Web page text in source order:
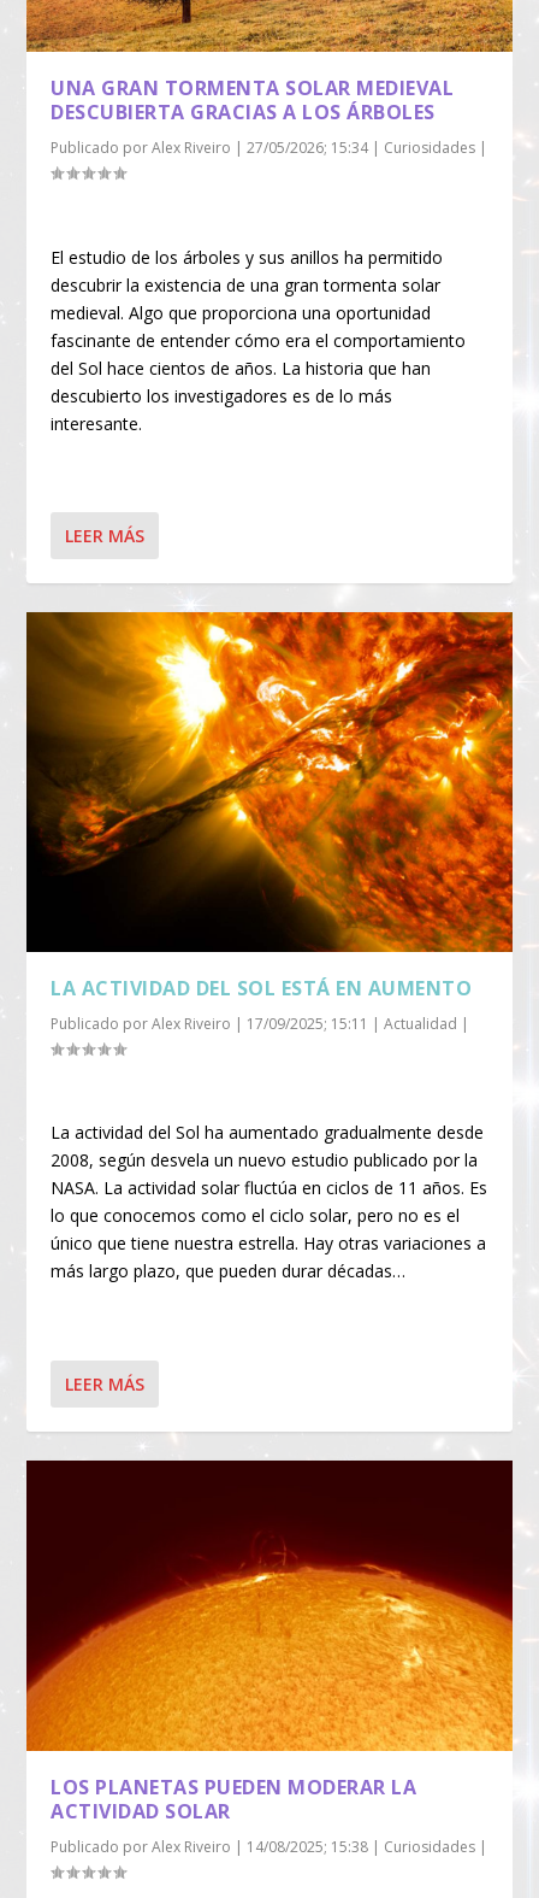
UNA GRAN TORMENTA SOLAR MEDIEVAL
DESCUBIERTA GRACIAS A LOS ÁRBOLES
Publicado porAlex Riveiro |27/05/2026; 15:34| Curiosidades |
El estudio de los árboles y sus anillos ha permitido
descubrir la existencia de una gran tormenta solar
medieval. Algo que proporciona una oportunidad
fascinante de entender cómo era el comportamiento
del Sol hace cientos de años. La historia que han
descubierto los investigadores es de lo más
interesante.
LEER MÁS
LA ACTIVIDAD DEL SOL ESTÁ EN AUMENTO
Publicado porAlex Riveiro | 17/09/2025; 15:11 |Actualidad |
La actividad del Sol ha aumentado gradualmente desde
2008, según desvela un nuevo estudio publicado por la
NASA. La actividad solar fluctúa en ciclos de 11 años. Es
lo que conocemos como el ciclo solar, pero no es el
único que tiene nuestra estrella. Hay otras variaciones a
más largo plazo, que pueden durar décadas…
LEER MÁS
LOS PLANETAS PUEDEN MODERAR LA
ACTIVIDAD SOLAR
Publicado porAlex Riveiro | 14/08/2025; 15:38 | Curiosidades |